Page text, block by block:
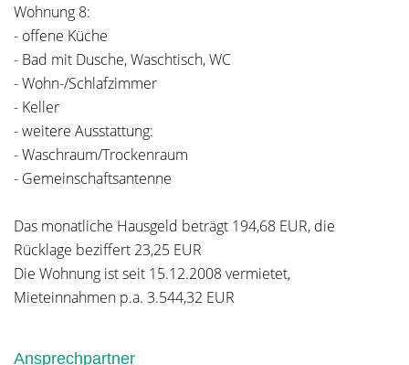
Wohnung 8:
- offene Küche
- Bad mit Dusche, Waschtisch, WC
- Wohn-/Schlafzimmer
- Keller
- weitere Ausstattung:
- Waschraum/Trockenraum
- Gemeinschaftsantenne
Das monatliche Hausgeld beträgt 194,68 EUR, die
Rücklage beziffert 23,25 EUR
Die Wohnung ist seit 15.12.2008 vermietet,
Mieteinnahmen p.a. 3.544,32 EUR
Ansprechpartner